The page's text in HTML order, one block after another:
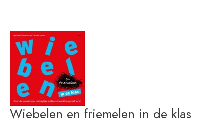
Wiebelen en friemelen in de klas